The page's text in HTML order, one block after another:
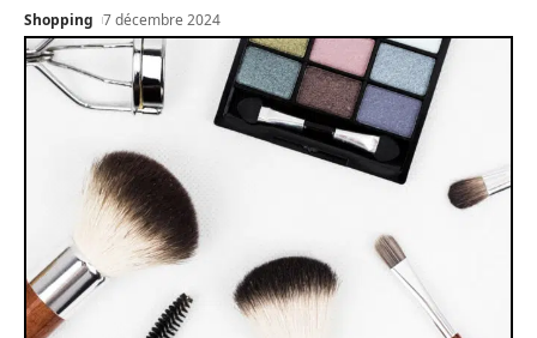
Shopping 7 décembre 2024